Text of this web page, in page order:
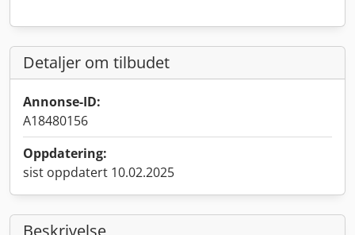
Detaljer om tilbudet
Annonse-ID:
A18480156
Oppdatering:
sist oppdatert 10.02.2025
Beskrivelse